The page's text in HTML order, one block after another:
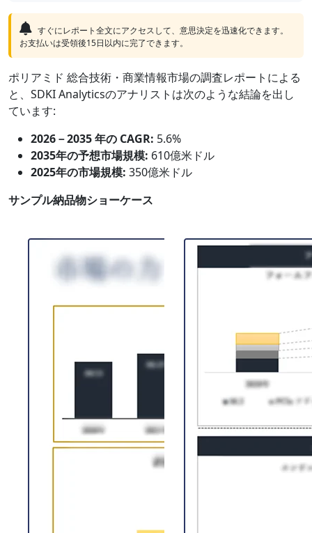
すぐにレポート全文にアクセスして、意思決定を迅速化できます。
お支払いは受領後15日以内に完了できます。
ポリアミド 総合技術・商業情報市場の調査レポートによる
と、SDKI Analyticsのアナリストは次のような結論を出し
ています:
2026－2035 年の CAGR: 5.6%
2035年の予想市場規模: 610億米ドル
2025年の市場規模: 350億米ドル
サンプル納品物ショーケース